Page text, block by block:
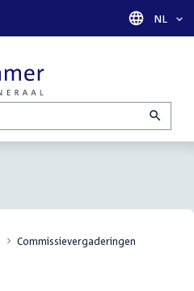
Taal
NL
Commissievergaderingen